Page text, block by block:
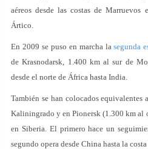
aéreos desde las costas de Marruevos
Ártico.
En 2009 se puso en marcha lasegunda
de Krasnodarsk, 1.400 km al sur de
desde el norte de África hasta India.
También se han colocados equivalentes
Kaliningrado y en Pionersk (1.300 km al
en Siberia. El primero hace un
segundo opera desde China hasta la